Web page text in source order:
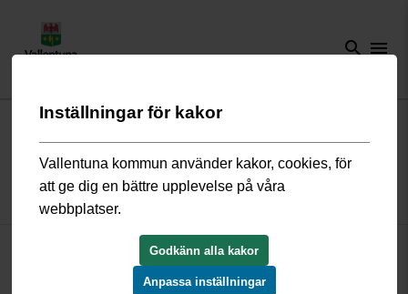
search menu
Start/Näringsliv och arbete/ Arbeta hos oss
Möt markstrategen Dawid
Inställningar för kakor
Vallentuna kommun använder kakor, cookies, för
att ge dig en bättre upplevelse på våra
webbplatser.
Godkänn alla kakor
Anpassa inställningar